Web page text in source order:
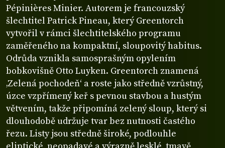
Pépinières Minier. Autorem je francouzský
šlechtitel Patrick Pineau, který Greentorch
vytvořil v rámci šlechtitelského programu
zaměřeného na kompaktní, sloupovitý habitus.
Odrůda vznikla samosprašným opylením
bobkovišně Otto Luyken. Greentorch znamená
‚Zelená pochodeň‘ a roste jako středně vzrůstný,
úzce vzpřímený keř s pevnou stavbou a hustým
větvením, takže připomíná zelený sloup, který si
dlouhodobě udržuje tvar bez nutnosti častého
řezu. Listy jsou středně široké, podlouhle